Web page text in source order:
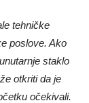
tehničke
poslove. Ako
staklo
otkriti da je
očekivali.